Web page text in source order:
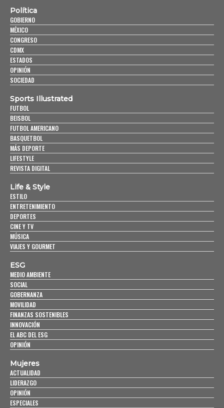
Política
GOBIERNO
MÉXICO
CONGRESO
CDMX
ESTADOS
OPINIÓN
SOCIEDAD
Sports Illustrated
FUTBOL
BEISBOL
FUTBOL AMERICANO
BASQUETBOL
MÁS DEPORTE
LIFESTYLE
REVISTA DIGITAL
Life & Style
ESTILO
ENTRETENIMIENTO
DEPORTES
CINE Y TV
MÚSICA
VIAJES Y GOURMET
ESG
MEDIO AMBIENTE
SOCIAL
GOBERNANZA
MOVILIDAD
FINANZAS SOSTENIBLES
INNOVACIÓN
EL ABC DEL ESG
OPINIÓN
Mujeres
ACTUALIDAD
LIDERAZGO
OPINIÓN
ESPECIALES